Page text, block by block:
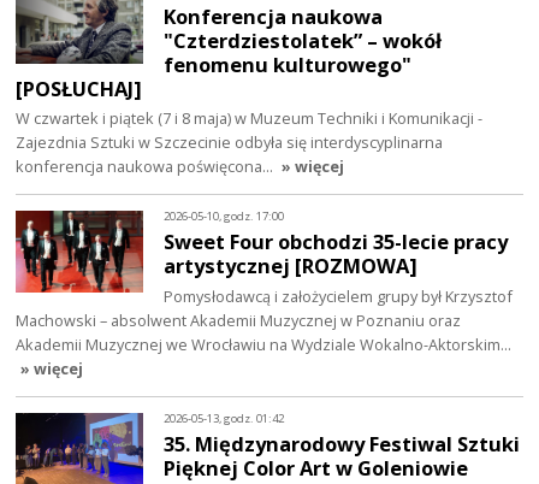
Konferencja naukowa
"Czterdziestolatek” – wokół
fenomenu kulturowego"
[POSŁUCHAJ]
W czwartek i piątek (7 i 8 maja) w Muzeum Techniki i Komunikacji -
Zajezdnia Sztuki w Szczecinie odbyła się interdyscyplinarna
konferencja naukowa poświęcona… » więcej
2026-05-10, godz. 17:00
Sweet Four obchodzi 35-lecie pracy
artystycznej [ROZMOWA]
Pomysłodawcą i założycielem grupy był Krzysztof
Machowski – absolwent Akademii Muzycznej w Poznaniu oraz
Akademii Muzycznej we Wrocławiu na Wydziale Wokalno-Aktorskim…
» więcej
2026-05-13, godz. 01:42
35. Międzynarodowy Festiwal Sztuki
Pięknej Color Art w Goleniowie